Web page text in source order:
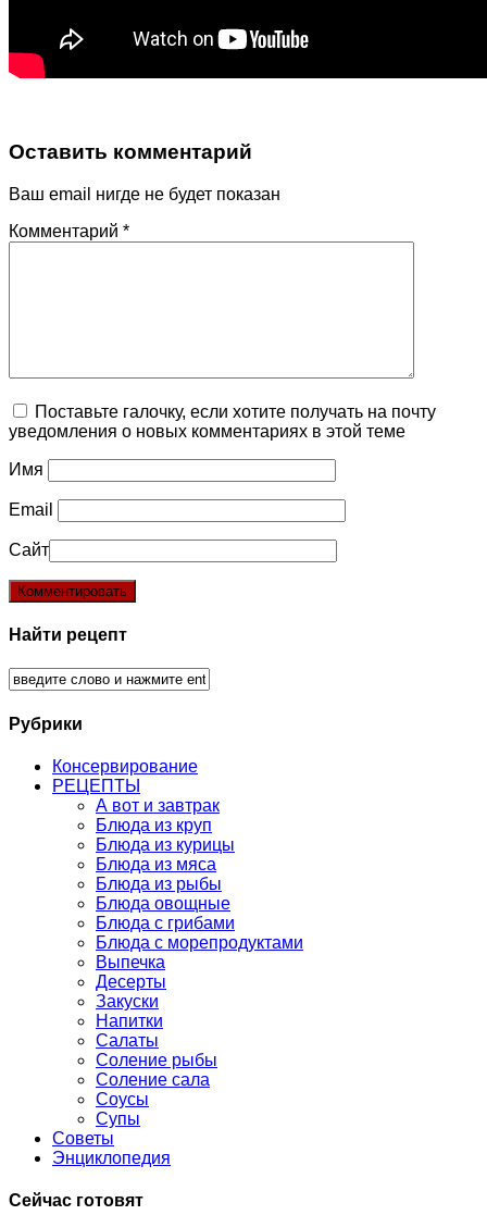
Оставить комментарий
Ваш email нигде не будет показан
Комментарий *
Поставьте галочку, если хотите получать на почту
уведомления о новых комментариях в этой теме
Имя
Email
Сайт
Найти рецепт
Рубрики
Консервирование
РЕЦЕПТЫ
А вот и завтрак
Блюда из круп
Блюда из курицы
Блюда из мяса
Блюда из рыбы
Блюда овощные
Блюда с грибами
Блюда с морепродуктами
Выпечка
Десерты
Закуски
Напитки
Салаты
Соление рыбы
Соление сала
Соусы
Супы
Советы
Энциклопедия
Сейчас готовят